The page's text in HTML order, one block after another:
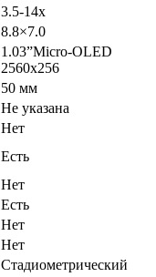
3.5-14x
8.8×7.0
1.03”Micro-OLED
2560x256
50 мм
Не указана
Нет
Есть
Нет
Есть
Нет
Нет
Стадиометрический